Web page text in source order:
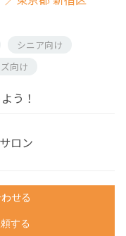
シニア向け
向け
う！
ロン
せる
する